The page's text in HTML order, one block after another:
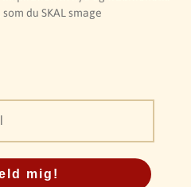
du SKAL smage
mig!